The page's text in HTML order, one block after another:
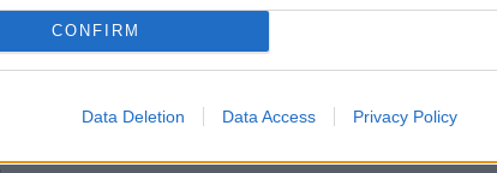
CONFIRM
Data Deletion Data Access Privacy Policy
είπε πως η ήττα από τον Μουζέτι τον επηρέασε και
αλλά είπε και πως έχει καταφέρει να κάνει
με το σερβίς του, που ήταν το βασικό του πρόβλημα